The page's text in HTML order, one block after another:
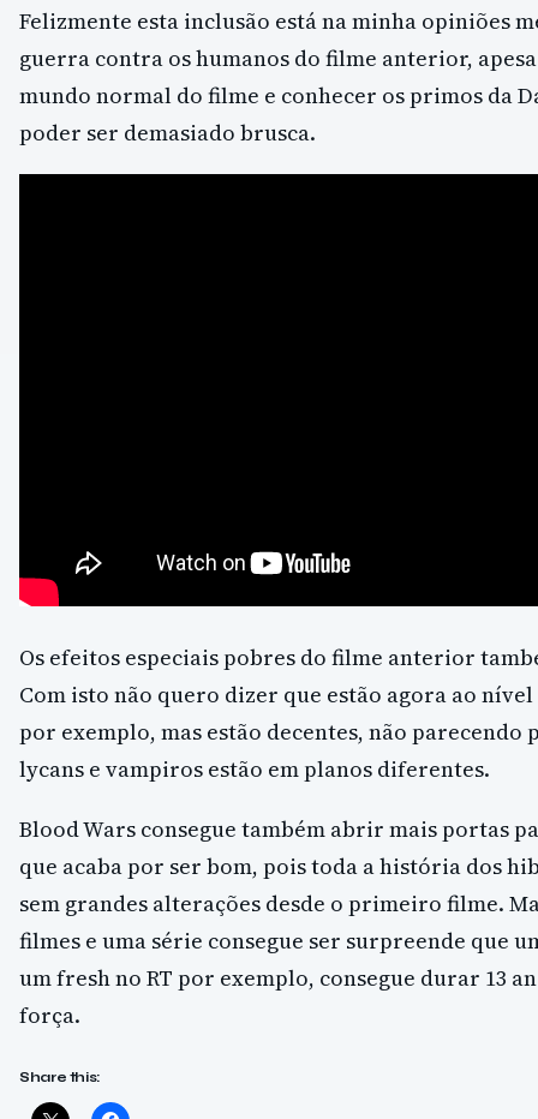
Felizmente esta inclusão está na minha opiniões
guerra contra os humanos do filme anterior,
mundo normal do filme e conhecer os primos da
poder ser demasiado brusca.
Os efeitos especiais pobres do filme anterior
Com isto não quero dizer que estão agora ao
por exemplo, mas estão decentes, não parecendo
lycans e vampiros estão em planos diferentes.
Blood Wars consegue também abrir mais portas
que acaba por ser bom, pois toda a história dos
sem grandes alterações desde o primeiro filme.
filmes e uma série consegue ser surpreende que
um fresh no RT por exemplo, consegue durar 13
força.
Share this: